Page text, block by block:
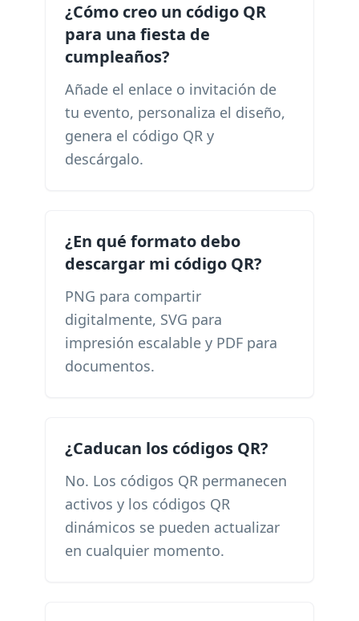
¿Cómo creo un código QR
para una fiesta de
cumpleaños?
Añade el enlace o invitación de
tu evento, personaliza el diseño,
genera el código QR y
descárgalo.
¿En qué formato debo
descargar mi código QR?
PNG para compartir
digitalmente, SVG para
impresión escalable y PDF para
documentos.
¿Caducan los códigos QR?
No. Los códigos QR permanecen
activos y los códigos QR
dinámicos se pueden actualizar
en cualquier momento.